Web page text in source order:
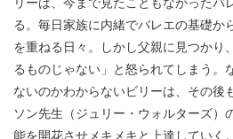
る。毎日家族に内緒でバレエの基礎か
を重ねる日々。しかし父親に見つかり
るものじゃない」と怒られてしまう。
ないのかわからないビリーは、その後
ソン先生（ジュリー・ウォルターズ）
能を開花させメキメキと上達していく。